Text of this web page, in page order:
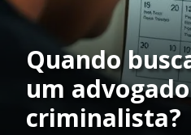
Quando
um advogado
criminalista?